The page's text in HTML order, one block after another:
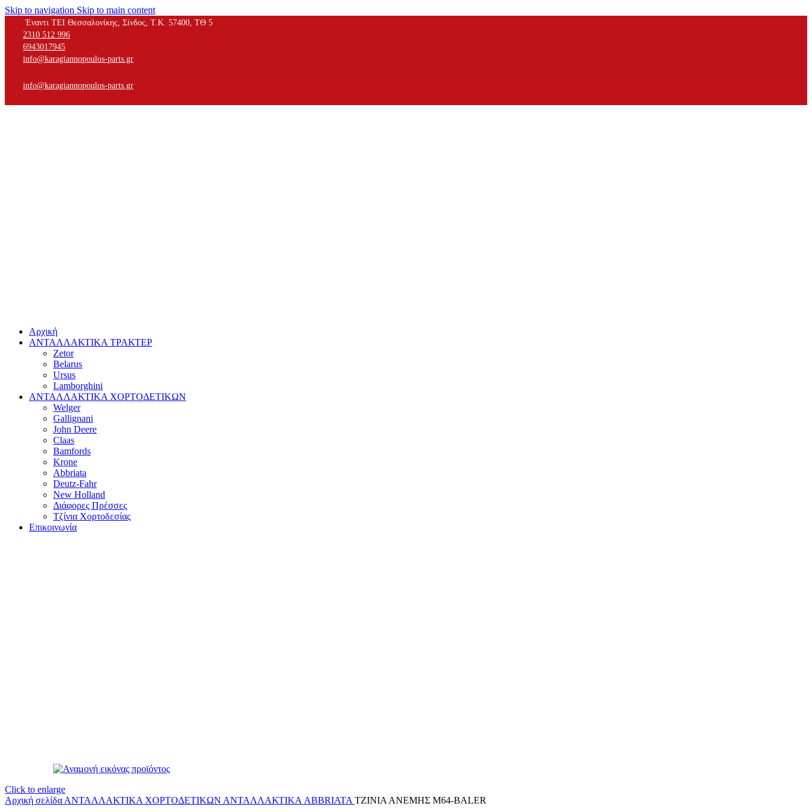
Skip to navigation Skip to main content
Έναντι ΤΕΙ Θεσσαλονίκης, Σίνδος, Τ.Κ. 57400, ΤΘ 5
2310 512 996
6943017945
info@karagiannopoulos-parts.gr
info@karagiannopoulos-parts.gr
Αρχική
ΑΝΤΑΛΛΑΚΤΙΚΑ ΤΡΑΚΤΕΡ
Zetor
Belarus
Ursus
Lamborghini
ΑΝΤΑΛΛΑΚΤΙΚΑ ΧΟΡΤΟΔΕΤΙΚΩΝ
Welger
Gallignani
John Deere
Claas
Bamfords
Krone
Abbriata
Deutz-Fahr
New Holland
Διάφορες Πρέσσες
Τζίνια Χορτοδεσίας
Επικοινωνία
Click to enlarge
Αρχική σελίδα ΑΝΤΑΛΛΑΚΤΙΚΑ ΧΟΡΤΟΔΕΤΙΚΩΝ ΑΝΤΑΛΛΑΚΤΙΚΑ ABBRIATA ΤΖΙΝΙΑ ΑΝΕΜΗΣ M64-BALER